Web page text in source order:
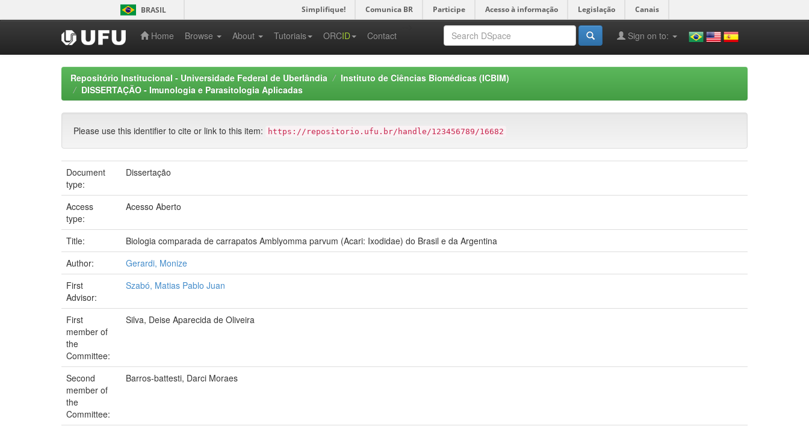
navigation
BRASIL Simplifique! Comunica BR Participe Acesso à informação Legislação Canais
Home Browse About Tutoriais ORCID Contact Sign on to:
Repositório Institucional - Universidade Federal de Uberlândia
Instituto de Ciências Biomédicas (ICBIM)
DISSERTAÇÃO - Imunologia e Parasitologia Aplicadas
Please use this identifier to cite or link to this item: https://repositorio.ufu.br/handle/123456789/16682
Document
type:
Dissertação
Access
type:
Acesso Aberto
Title:
Biologia comparada de carrapatos Amblyomma parvum (Acari: Ixodidae) do Brasil e da Argentina
Author:
Gerardi, Monize
First
Advisor:
Szabó, Matias Pablo Juan
First
member of
the
Committee:
Silva, Deise Aparecida de Oliveira
Second
member of
the
Committee:
Barros-battesti, Darci Moraes